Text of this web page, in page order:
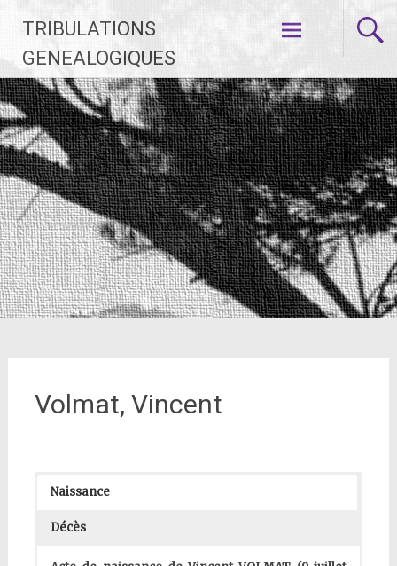
contenu
principal
TRIBULATIONS
GENEALOGIQUES
Volmat, Vincent
Naissance
Décès